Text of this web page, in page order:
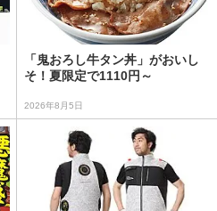
「鬼おろし牛タン丼」がおいし
そ！夏限定で1110円～
2026年8月5日